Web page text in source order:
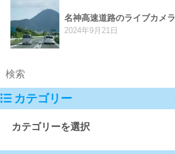
名神高速道路のライブカメラ
2024年9月21日
カテゴリー